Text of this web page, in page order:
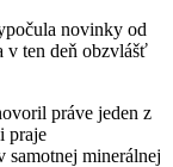
novinky od
v ten deň obzvlášť
práve jeden z
praje
samotnej minerálnej